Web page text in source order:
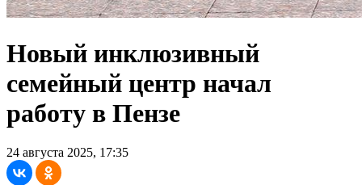
Новый инклюзивный
семейный центр начал
работу в Пензе
24 августа 2025, 17:35